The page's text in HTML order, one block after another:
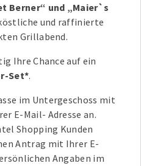
Berner“ und „Maier`s
und raffinierte
Grillabend.
Ihre Chance auf ein
Set*.
im Untergeschoss mit
E-Mail- Adresse an.
Shopping Kunden
Antrag mit Ihrer E-
Angaben im